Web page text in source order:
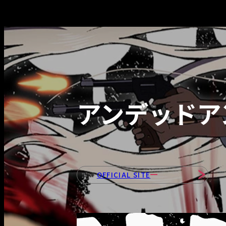
アンデッド
OFFICIAL SITE